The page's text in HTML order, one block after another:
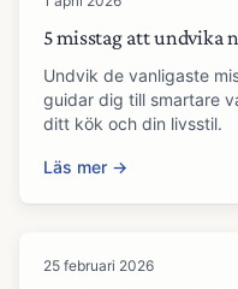
5 misstag att undvika
Undvik de vanligaste
guidar dig till smartare
ditt kök och din livsstil.
Läs mer →
25 februari 2026